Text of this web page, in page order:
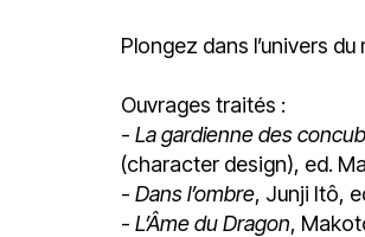
Plongez dans l’univers du
Ouvrages traités :
- La gardienne des
(character design), ed.
- Dans l’ombre, Junji Itô,
- L’Âme du Dragon,